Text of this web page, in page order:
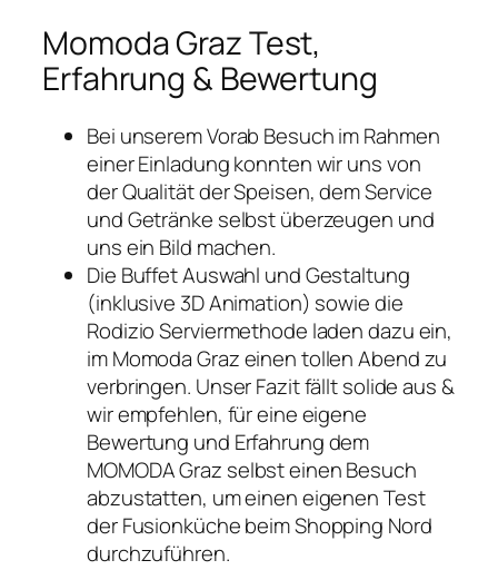
Momoda Graz Test,
Erfahrung & Bewertung
Bei unserem Vorab Besuch im Rahmen
einer Einladung konnten wir uns von
der Qualität der Speisen, dem Service
und Getränke selbst überzeugen und
uns ein Bild machen.
Die Buffet Auswahl und Gestaltung
(inklusive 3D Animation) sowie die
Rodizio Serviermethode laden dazu ein,
im Momoda Graz einen tollen Abend zu
verbringen. Unser Fazit fällt solide aus &
wir empfehlen, für eine eigene
Bewertung und Erfahrung dem
MOMODA Graz selbst einen Besuch
abzustatten, um einen eigenen Test
der Fusionküche beim Shopping Nord
durchzuführen.